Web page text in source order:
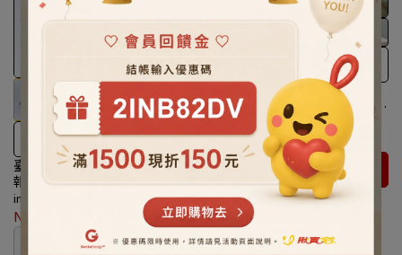
台灣設計＋台灣製造
臺灣印事｜破竹器絹印棉布海
報
invalid
NT$350
在庫なし
獨一無二的陶瓷藝術品
蝶映藝術文化_陶藝家黃浩星
『十二生肖』助眠陶塑枕_藝術
收藏、送禮首選
invalid
NT$17,160
カートに入れる